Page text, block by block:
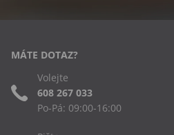
MÁTE DOTAZ?
Volejte
608 267 033
Po-Pá: 09:00-16:00